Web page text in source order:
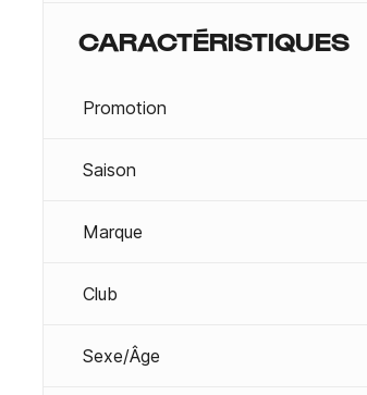
CARACTÉRISTIQUES
Promotion
Saison
Marque
Club
Sexe/Âge